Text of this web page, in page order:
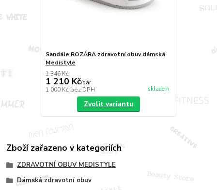
Sandále ROZÁRA zdravotní obuv dámská
Medistyle
1 346 Kč
1 210 Kč/pár
1 000 Kč bez DPH skladem
Zvolit variantu
Zboží zařazeno v kategoriích
ZDRAVOTNÍ OBUV MEDISTYLE
Dámská zdravotní obuv